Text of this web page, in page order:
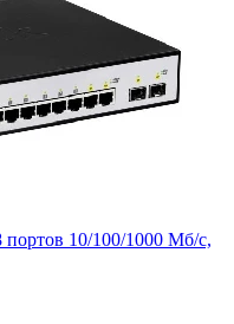
10/100/1000 Мб/с,